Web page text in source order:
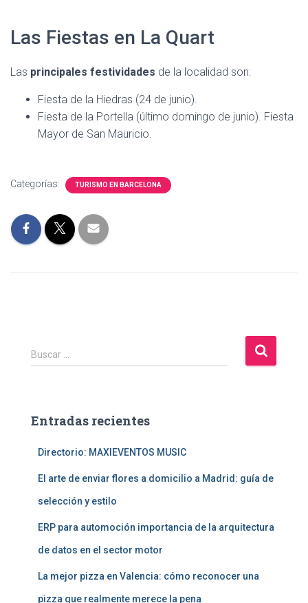
Las Fiestas en La Quart
Las principales festividades de la localidad son:
Fiesta de la Hiedras (24 de junio).
Fiesta de la Portella (último domingo de junio). Fiesta
Mayor de San Mauricio.
Categorías: TURISMO EN BARCELONA
B
u
r
Buscar …
Entradas recientes
Directorio: MAXIEVENTOS MUSIC
El arte de enviar flores a domicilio a Madrid: guía de
selección y estilo
ERP para automoción importancia de la arquitectura
de datos en el sector motor
La mejor pizza en Valencia: cómo reconocer una
pizza que realmente merece la pena